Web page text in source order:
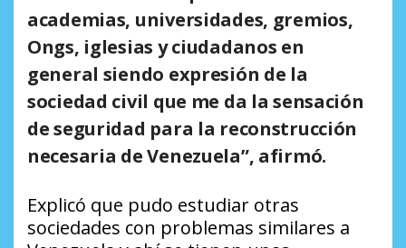
academias, universidades, gremios,
Ongs, iglesias y ciudadanos en
general siendo expresión de la
sociedad civil que me da la sensación
de seguridad para la reconstrucción
necesaria de Venezuela”, afirmó.
Explicó que pudo estudiar otras
sociedades con problemas similares a